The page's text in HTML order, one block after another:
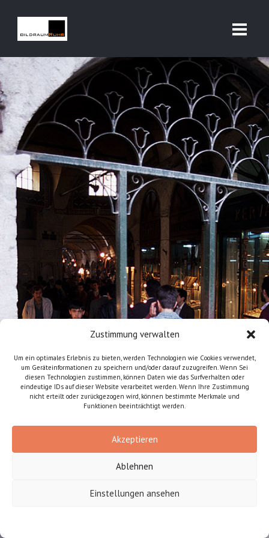
Zustimmung verwalten
Um ein optimales Erlebnis zu bieten, werden Technologien wie Cookies verwendet,
um Geräteinformationen zu speichern und/oder darauf zuzugreifen. Wenn Sei
diesen Technologien zustimmen, können Daten wie das Surfverhalten oder
eindeutige IDs auf dieser Website verarbeitet werden. Wenn Ihre Zustimmung
nicht erteilt oder zurückgezogen wird, können bestimmte Merkmale und
Funktionen beeinträchtigt werden.
Akzeptieren
Ablehnen
Einstellungen ansehen